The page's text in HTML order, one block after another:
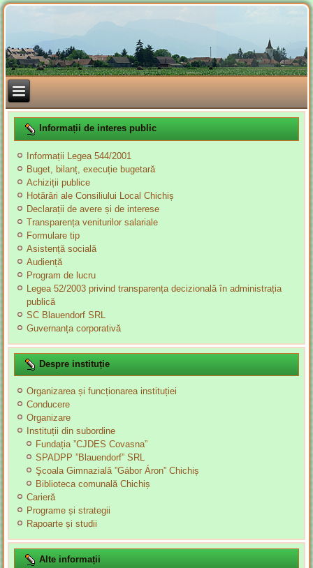
Informații de interes public
Informații Legea 544/2001
Buget, bilanț, execuție bugetară
Achiziții publice
Hotărâri ale Consiliului Local Chichiș
Declarații de avere și de interese
Transparența veniturilor salariale
Formulare tip
Asistență socială
Audiență
Program de lucru
Legea 52/2003 privind transparența decizională în administrația
publică
SC Blauendorf SRL
Guvernanța corporativă
Despre instituție
Organizarea și funcționarea instituției
Conducere
Organizare
Instituții din subordine
Fundația ”CJDES Covasna”
SPADPP ”Blauendorf” SRL
Şcoala Gimnazială ”Gábor Áron” Chichiș
Biblioteca comunală Chichiș
Carieră
Programe și strategii
Rapoarte și studii
Alte informații